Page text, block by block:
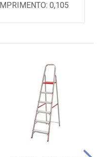
0,105